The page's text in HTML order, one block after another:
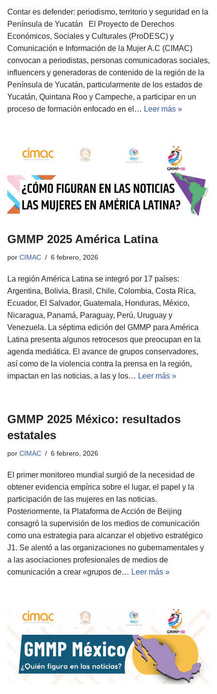
Contar es defender: periodismo, territorio y seguridad en la
Península de Yucatán El Proyecto de Derechos
Económicos, Sociales y Culturales (ProDESC) y
Comunicación e Información de la Mujer A.C (CIMAC)
convocan a periodistas, personas comunicadoras sociales,
influencers y generadoras de contenido de la región de la
Península de Yucatán, particularmente de los estados de
Yucatán, Quintana Roo y Campeche, a participar en un
proceso de formación enfocado en el… Leer más »
GMMP 2025 América Latina
por CIMAC 6 febrero, 2026
La región América Latina se integró por 17 países:
Argentina, Bolivia, Brasil, Chile, Colombia, Costa Rica,
Ecuador, El Salvador, Guatemala, Honduras, México,
Nicaragua, Panamá, Paraguay, Perú, Uruguay y
Venezuela. La séptima edición del GMMP para América
Latina presenta algunos retrocesos que preocupan en la
agenda mediática. El avance de grupos conservadores,
así como de la violencia contra la prensa en la región,
impactan en las noticias, a las y los… Leer más »
GMMP 2025 México: resultados
estatales
por CIMAC 6 febrero, 2026
El primer monitoreo mundial surgió de la necesidad de
obtener evidencia empírica sobre el lugar, el papel y la
participación de las mujeres en las noticias.
Posteriormente, la Plataforma de Acción de Beijing
consagró la supervisión de los medios de comunicación
como una estrategia para alcanzar el objetivo estratégico
J1. Se alentó a las organizaciones no gubernamentales y
a las asociaciones profesionales de medios de
comunicación a crear «grupos de… Leer más »